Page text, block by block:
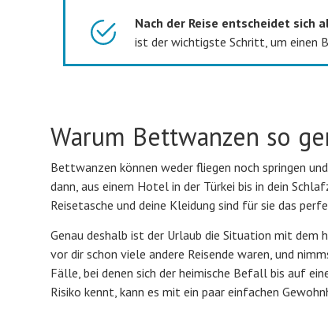
Nach der Reise entscheidet sich
ist der wichtigste Schritt, um einen
Warum Bettwanzen so
Bettwanzen können weder fliegen noch springen
dann, aus einem Hotel in der Türkei bis in dein
Reisetasche und deine Kleidung sind für sie das
Genau deshalb ist der Urlaub die Situation mit dem
vor dir schon viele andere Reisende waren, und
Fälle, bei denen sich der heimische Befall bis auf
Risiko kennt, kann es mit ein paar einfachen